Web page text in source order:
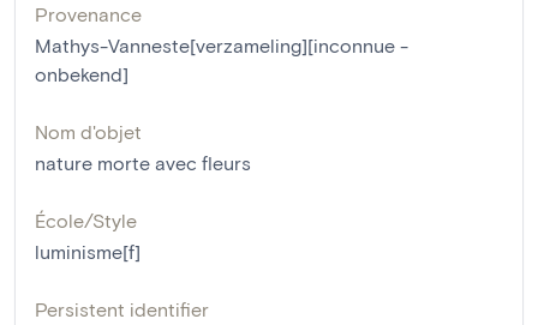
Provenance
Mathys-Vanneste[verzameling][inconnue -
onbekend]
Nom d'objet
nature morte avec fleurs
École/Style
luminisme[f]
Persistent identifier